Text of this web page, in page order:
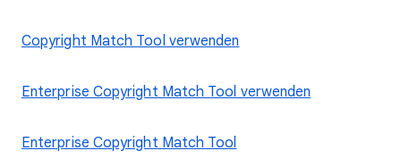
Copyright Match Tool verwenden
Enterprise Copyright Match Tool verwenden
Enterprise Copyright Match Tool